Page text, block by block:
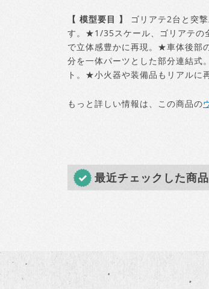
【 模型要目 】
ゴリアテ2台と突
す。★1/35スケール、ゴリアテの
で立体感豊かに再現。★車体後部
分を一体パーツとした部分連結式
ト。★小火器や装備品もリアルに再
もっと詳しい情報は、この商品の
最近チェックした商品